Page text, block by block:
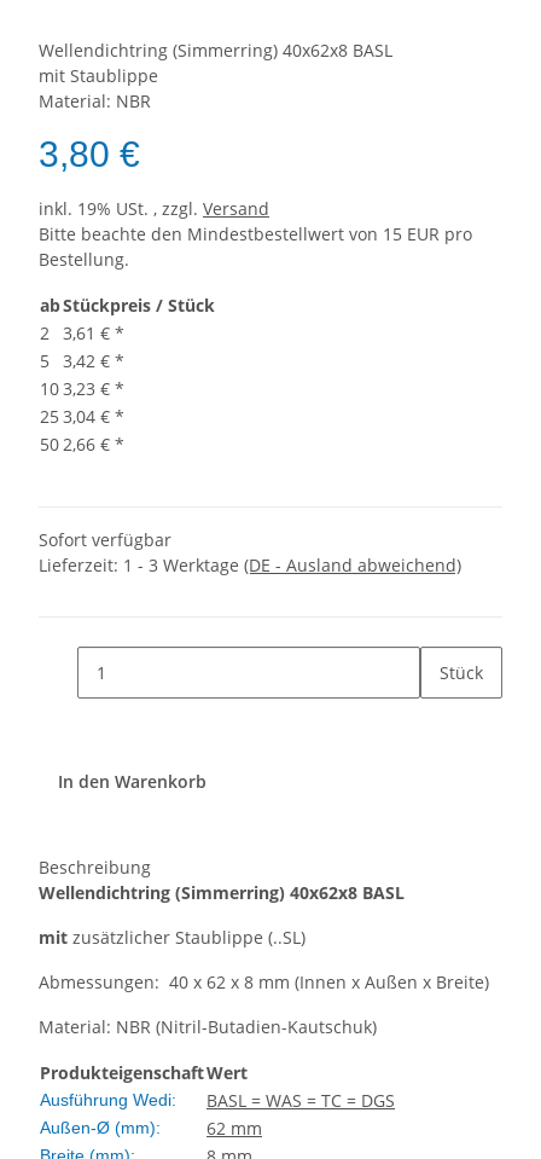
Wellendichtring (Simmerring) 40x62x8 BASL
mit Staublippe
Material: NBR
3,80 €
inkl. 19% USt. , zzgl. Versand
Bitte beachte den Mindestbestellwert von 15 EUR pro
Bestellung.
abStückpreis / Stück
2 3,61 € *
5
3,42 € *
103,23 € *
25 3,04 € *
502,66 € *
Sofort verfügbar
Lieferzeit: 1 - 3 Werktage (DE - Ausland abweichend)
Stück
In den Warenkorb
Beschreibung
Wellendichtring (Simmerring) 40x62x8 BASL
mit zusätzlicher Staublippe (..SL)
Abmessungen: 40 x 62 x 8 mm (Innen x Außen x Breite)
Material: NBR (Nitril-Butadien-Kautschuk)
ProdukteigenschaftWert
Ausführung Wedi: BASL = WAS = TC = DGS
Außen-Ø (mm): 62 mm